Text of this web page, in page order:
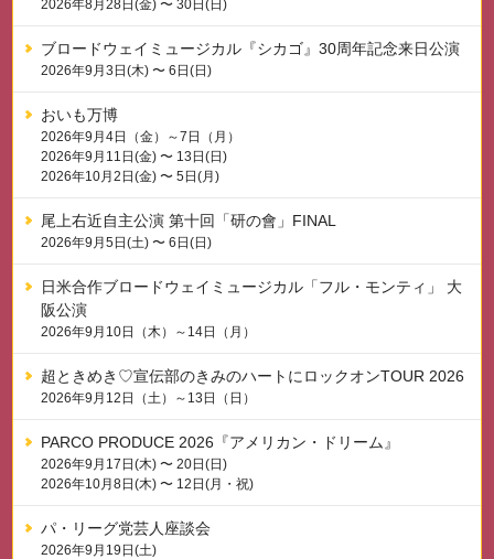
2026年8月28日(金) 〜 30日(日)
ブロードウェイミュージカル『シカゴ』30周年記念来日公演
2026年9月3日(木) 〜 6日(日)
おいも万博
2026年9月4日（金）～7日（月）
2026年9月11日(金) 〜 13日(日)
2026年10月2日(金) 〜 5日(月)
尾上右近自主公演 第十回「研の會」FINAL
2026年9月5日(土) 〜 6日(日)
日米合作ブロードウェイミュージカル「フル・モンティ」 大
阪公演
2026年9月10日（木）～14日（月）
超ときめき♡宣伝部のきみのハートにロックオンTOUR 2026
2026年9月12日（土）～13日（日）
PARCO PRODUCE 2026『アメリカン・ドリーム』
2026年9月17日(木) 〜 20日(日)
2026年10月8日(木) 〜 12日(月・祝)
パ・リーグ党芸人座談会
2026年9月19日(土)